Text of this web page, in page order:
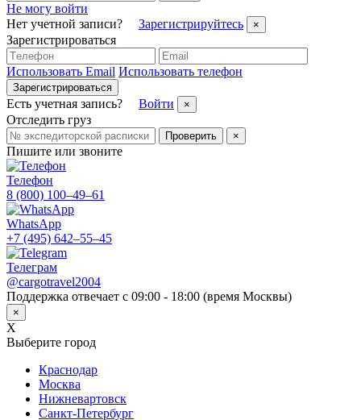
Не могу войти
Нет учетной записи?
Зарегистрируйтесь ×
Зарегистрироваться
Использовать Email Использовать телефон
Зарегистрироваться
Есть учетная запись? Войти ×
Отследить груз
Проверить ×
Пишите или звоните
Телефон
8 (800) 100–49–61
WhatsApp
+7 (495) 642–55–45
Телеграм
@cargotravel2004
Поддержка отвечает с 09:00 - 18:00 (время Москвы)
×
X
Выберите город
Краснодар
Москва
Нижневартовск
Санкт-Петербург